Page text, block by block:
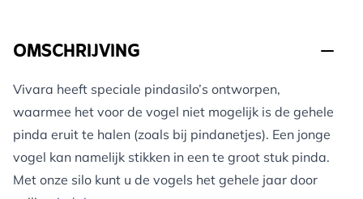
OMSCHRIJVING
Vivara heeft speciale pindasilo’s ontworpen,
waarmee het voor de vogel niet mogelijk is de gehele
pinda eruit te halen (zoals bij pindanetjes). Een jonge
vogel kan namelijk stikken in een te groot stuk pinda.
Met onze silo kunt u de vogels het gehele jaar door